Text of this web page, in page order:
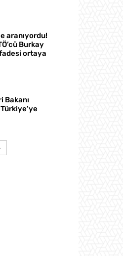
aranıyordu!
Burkay
ortaya
Bakanı